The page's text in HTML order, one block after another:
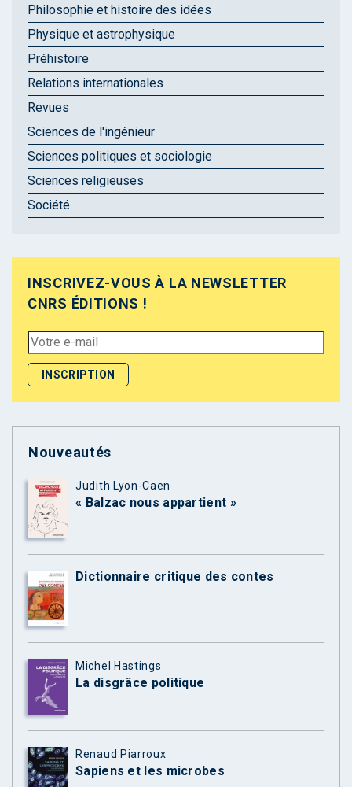
Philosophie et histoire des idées
Physique et astrophysique
Préhistoire
Relations internationales
Revues
Sciences de l'ingénieur
Sciences politiques et sociologie
Sciences religieuses
Société
INSCRIVEZ-VOUS À LA NEWSLETTER
CNRS ÉDITIONS !
Nouveautés
Judith Lyon-Caen
« Balzac nous appartient »
Dictionnaire critique des contes
Michel Hastings
La disgrâce politique
Renaud Piarroux
Sapiens et les microbes